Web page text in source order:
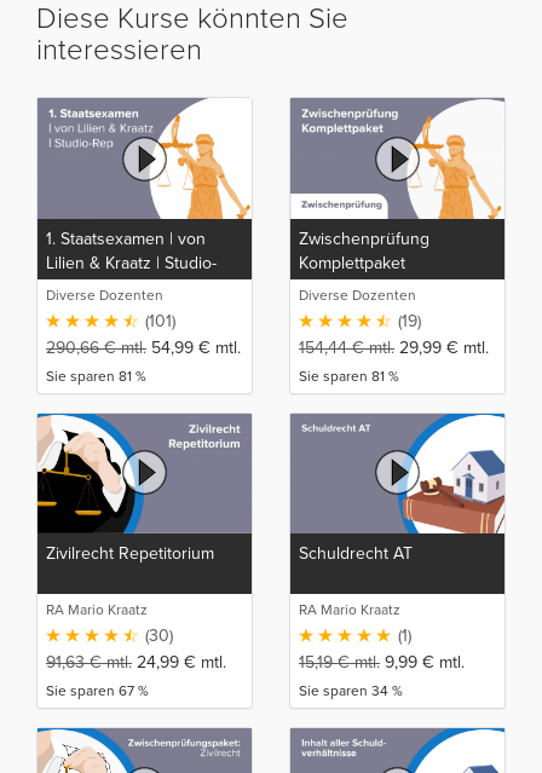
Diese Kurse könnten Sie
interessieren
1. Staatsexamen | von
Lilien & Kraatz | Studio-
Rep
Diverse Dozenten
(101)
290,66€mtl. 54,99 € mtl.
Sie sparen 81 %
Zwischenprüfung
Komplettpaket
Diverse Dozenten
(19)
154,44€mtl. 29,99 € mtl.
Sie sparen 81 %
Zivilrecht Repetitorium
RA Mario Kraatz
(30)
91,63€mtl. 24,99 € mtl.
Sie sparen 67 %
Schuldrecht AT
RA Mario Kraatz
(1)
15,19€mtl. 9,99 € mtl.
Sie sparen 34 %